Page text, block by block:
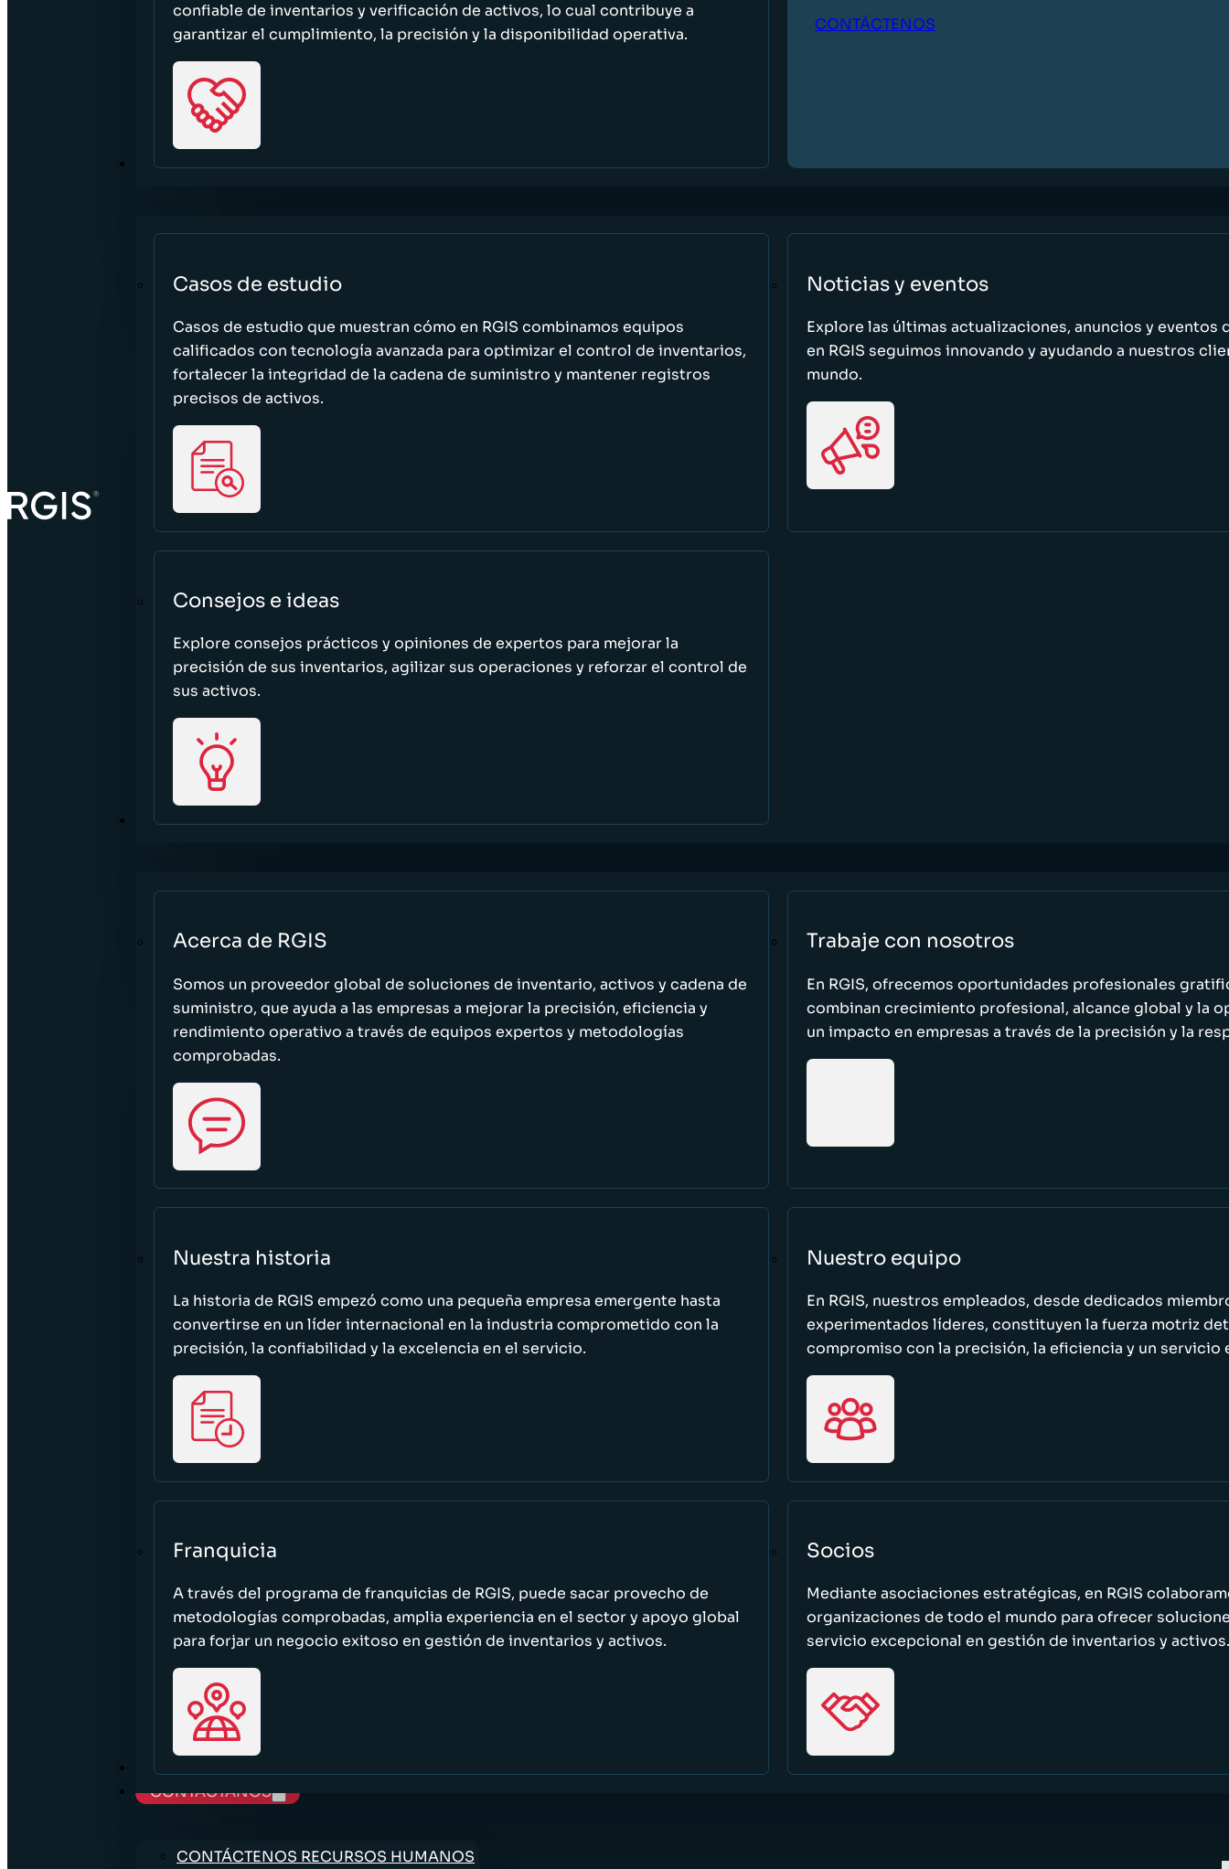
confiable de inventarios y verificación de activos, lo cual contribuye a
garantizar el cumplimiento, la precisión y la disponibilidad operativa.
CONTÁCTENOS
RECURSOS
Casos de estudio
Casos de estudio que muestran cómo en RGIS combinamos equipos
calificados con tecnología avanzada para optimizar el control de inventarios,
fortalecer la integridad de la cadena de suministro y mantener registros
precisos de activos.
Noticias y eventos
Explore las últimas actualizaciones, anuncios y eventos
en RGIS seguimos innovando y ayudando a nuestros
mundo.
Consejos e ideas
Explore consejos prácticos y opiniones de expertos para mejorar la
precisión de sus inventarios, agilizar sus operaciones y reforzar el control de
sus activos.
ACERCA DE
Acerca de RGIS
Somos un proveedor global de soluciones de inventario, activos y cadena de
suministro, que ayuda a las empresas a mejorar la precisión, eficiencia y
rendimiento operativo a través de equipos expertos y metodologías
comprobadas.
Trabaje con nosotros
En RGIS, ofrecemos oportunidades profesionales
combinan crecimiento profesional, alcance global y la
un impacto en empresas a través de la precisión y la
Nuestra historia
La historia de RGIS empezó como una pequeña empresa emergente hasta
convertirse en un líder internacional en la industria comprometido con la
precisión, la confiabilidad y la excelencia en el servicio.
Nuestro equipo
En RGIS, nuestros empleados, desde dedicados
experimentados líderes, constituyen la fuerza motriz
compromiso con la precisión, la eficiencia y un servicio
Franquicia
A través del programa de franquicias de RGIS, puede sacar provecho de
metodologías comprobadas, amplia experiencia en el sector y apoyo global
para forjar un negocio exitoso en gestión de inventarios y activos.
Socios
Mediante asociaciones estratégicas, en RGIS
organizaciones de todo el mundo para ofrecer
servicio excepcional en gestión de inventarios y activos.
TRABAJE CON NOSOTROS
CONTÁCTANOS
CONTÁCTENOS RECURSOS HUMANOS